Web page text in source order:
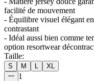
facilité de mouvement
- Équilibre visuel élégant
contrastant
- Idéal aussi bien comme
option resortwear
Taille:
S M L XL
1